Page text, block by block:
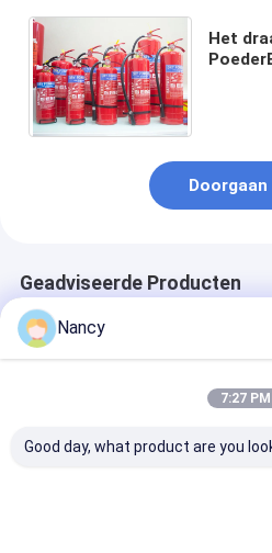
Het
Doorgaan
Geadviseerde Producten
Nancy
7:27 PM
Good day, what product are you